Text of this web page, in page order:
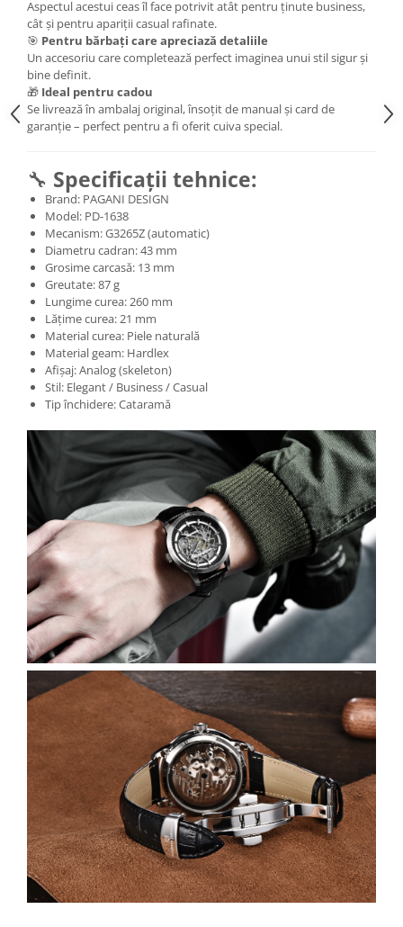
Aspectul acestui ceas îl face potrivit atât pentru ținute business,
cât și pentru apariții casual rafinate.
🎯 Pentru bărbați care apreciază detaliile
Un accesoriu care completează perfect imaginea unui stil sigur și
bine definit.
🎁 Ideal pentru cadou
Se livrează în ambalaj original, însoțit de manual și card de
garanție – perfect pentru a fi oferit cuiva special.
🔧 Specificații tehnice:
Brand: PAGANI DESIGN
Model: PD-1638
Mecanism: G3265Z (automatic)
Diametru cadran: 43 mm
Grosime carcasă: 13 mm
Greutate: 87 g
Lungime curea: 260 mm
Lățime curea: 21 mm
Material curea: Piele naturală
Material geam: Hardlex
Afișaj: Analog (skeleton)
Stil: Elegant / Business / Casual
Tip închidere: Cataramă